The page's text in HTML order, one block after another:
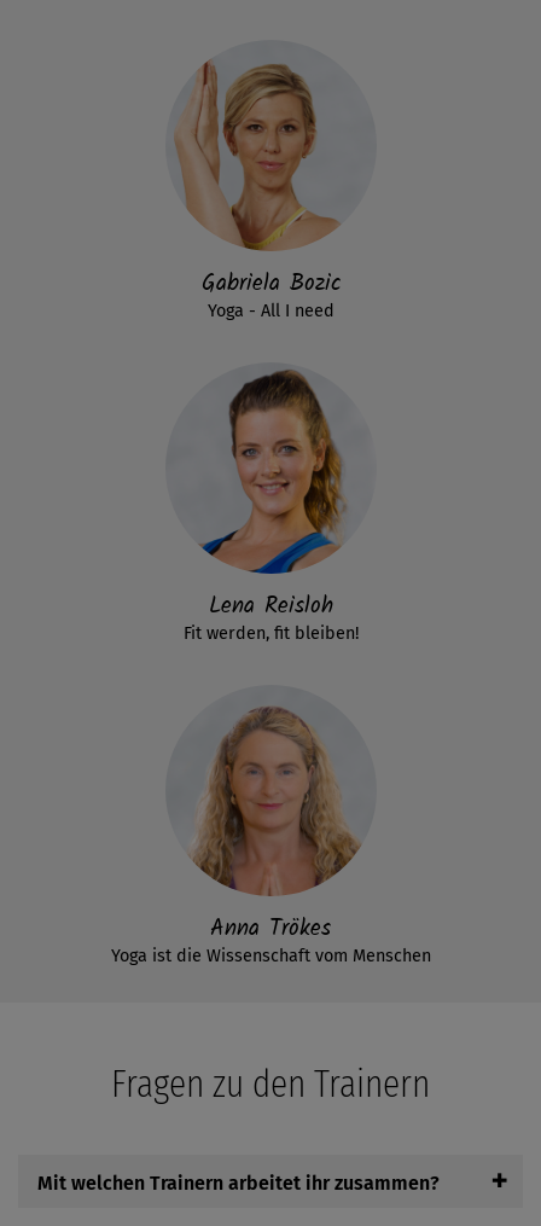
Gabriela Bozic
Yoga - All I need
Lena Reisloh
Fit werden, fit bleiben!
Anna Trökes
Yoga ist die Wissenschaft vom Menschen
Fragen zu den Trainern
Mit welchen Trainern arbeitet ihr zusammen? ✚